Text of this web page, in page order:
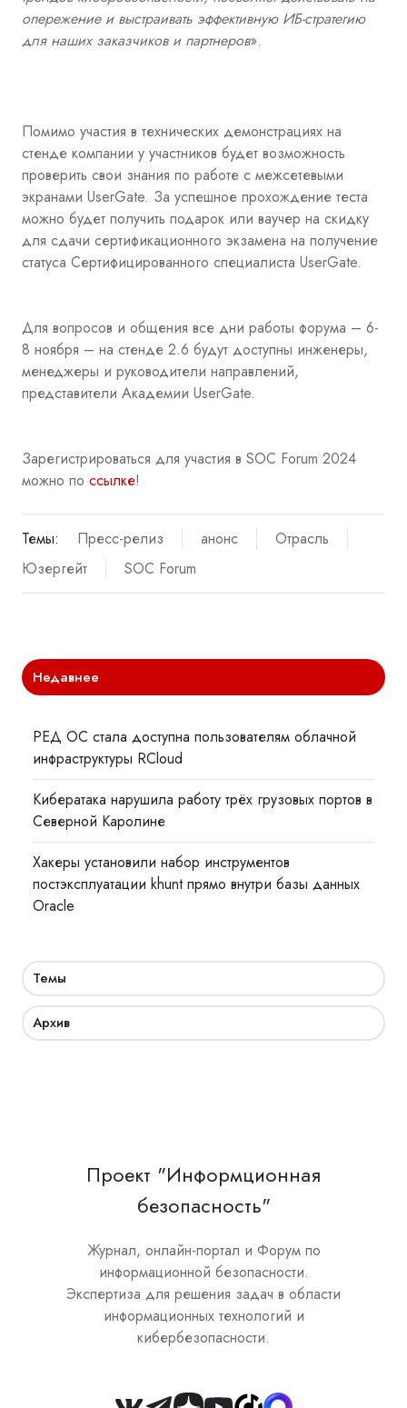
опережение и выстраивать эффективную ИБ-стратегию
для наших заказчиков и партнеров».
Помимо участия в технических демонстрациях на
стенде компании у участников будет возможность
проверить свои знания по работе с межсетевыми
экранами UserGate. За успешное прохождение теста
можно будет получить подарок или ваучер на скидку
для сдачи сертификационного экзамена на получение
статуса Сертифицированного специалиста UserGate.
Для вопросов и общения все дни работы форума – 6-
8 ноября – на стенде 2.6 будут доступны инженеры,
менеджеры и руководители направлений,
представители Академии UserGate.
Зарегистрироваться для участия в SOC Forum 2024
можно по ссылке!
Темы: Пресс-релиз анонс
Отрасль
Юзергейт
SOC Forum
Недавнее
РЕД ОС стала доступна пользователям облачной
инфраструктуры RCloud
Кибератака нарушила работу трёх грузовых портов в
Северной Каролине
Хакеры установили набор инструментов
постэксплуатации khunt прямо внутри базы данных
Oracle
Темы
Архив
Проект "Информционная
безопасность"
Журнал, онлайн-портал и Форум по
информационной безопасности.
Экспертиза для решения задач в области
информационных технологий и
кибербезопасности.